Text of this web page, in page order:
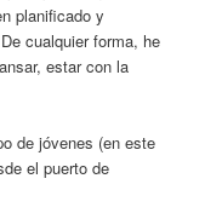
planificado y
cualquier forma, he
estar con la
de jóvenes (en este
el puerto de